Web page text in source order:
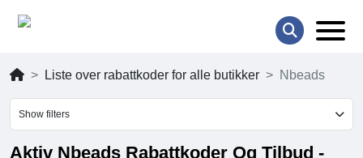
Liste over rabattkoder for alle butikker Nbeads
Show filters
Aktiv Nbeads Rabattkoder Og Tilbud -